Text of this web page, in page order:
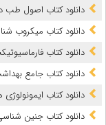
دانلود کتاب اصول طب داخلی
دانلود کتاب میکروب‌ شناسی
دانلود کتاب فارماسیوتیکس
دانلود کتاب جامع
دانلود کتاب ایمونولوژی هلبرت
دانلود کتاب جنین